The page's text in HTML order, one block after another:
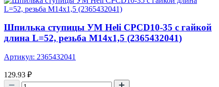
Шпилька ступицы УМ Heli CPCD10-35 с гайкой
длина L=52, резьба М14х1,5 (2365432041)
Артикул: 2365432041
129.93 ₽